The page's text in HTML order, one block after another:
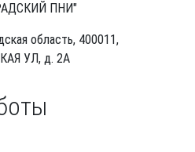
ПНИ"
область, 400011,
УЛ, д. 2А